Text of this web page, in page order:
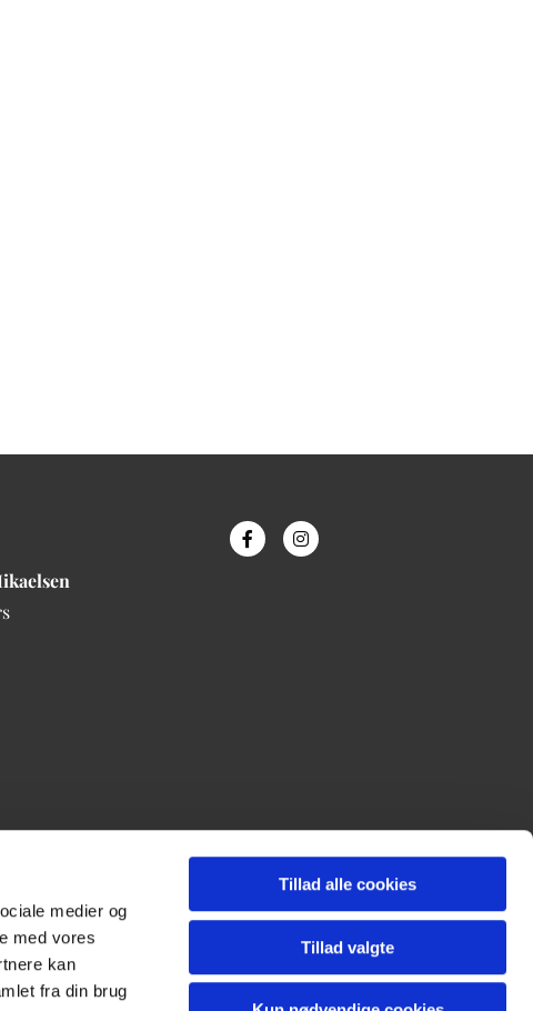
medier og
med vores
kan
fra din brug
Tillad alle cookies
Tillad valgte